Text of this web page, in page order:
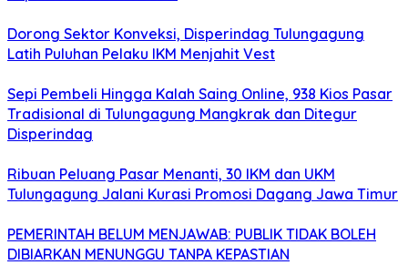
Dorong Sektor Konveksi, Disperindag Tulungagung
Latih Puluhan Pelaku IKM Menjahit Vest
Sepi Pembeli Hingga Kalah Saing Online, 938 Kios Pasar
Tradisional di Tulungagung Mangkrak dan Ditegur
Disperindag
Ribuan Peluang Pasar Menanti, 30 IKM dan UKM
Tulungagung Jalani Kurasi Promosi Dagang Jawa Timur
PEMERINTAH BELUM MENJAWAB: PUBLIK TIDAK BOLEH
DIBIARKAN MENUNGGU TANPA KEPASTIAN